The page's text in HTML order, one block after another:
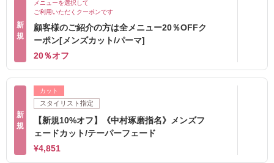
新
規
メニューを選択して
ご利用いただくクーポンです
顧客様のご紹介の方は全メニュー20％OFFク
ーポン[メンズカット/パーマ]
20％オフ
新
規
カット
スタイリスト指定
【新規10%オフ】《中村琢磨指名》メンズフ
ェードカット/テーパーフェード
¥4,851